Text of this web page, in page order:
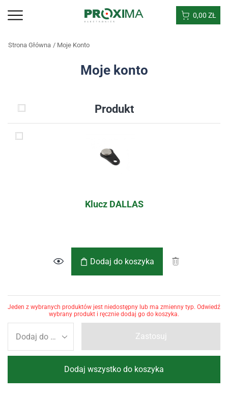
0,00 ZŁ
Strona Główna Moje Konto
Moje konto
Produkt
Klucz DALLAS
Dodaj do koszyka
Jeden z wybranych produktów jest niedostępny lub ma zmienny typ. Odwiedź
wybrany produkt i ręcznie dodaj go do koszyka.
Zastosuj
Dodaj wszystko do koszyka